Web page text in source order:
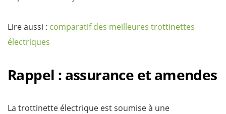
Lire aussi : comparatif des meilleures trottinettes
électriques
Rappel : assurance et amendes
La trottinette électrique est soumise à une